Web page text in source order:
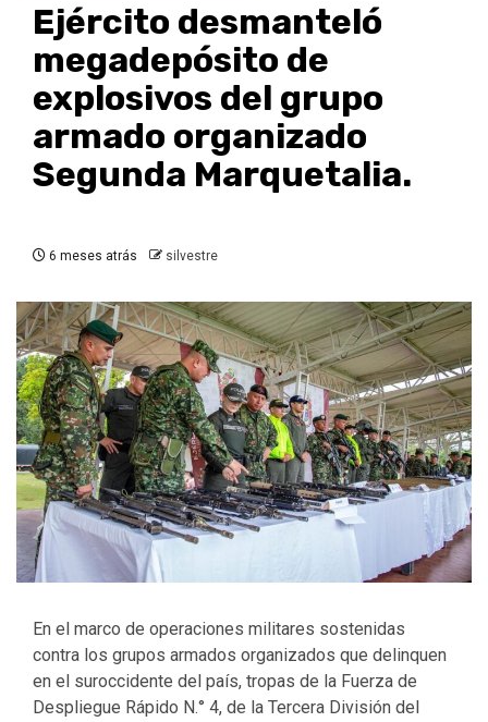
Ejército desmanteló
megadepósito de
explosivos del grupo
armado organizado
Segunda Marquetalia.
6 meses atrás silvestre
En el marco de operaciones militares sostenidas
contra los grupos armados organizados que delinquen
en el suroccidente del país, tropas de la Fuerza de
Despliegue Rápido N.° 4, de la Tercera División del